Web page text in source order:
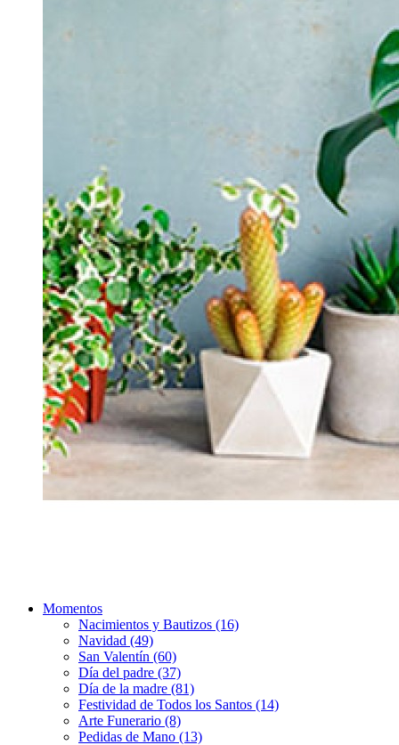
Momentos
Nacimientos y Bautizos (16)
Navidad (49)
San Valentín (60)
Día del padre (37)
Día de la madre (81)
Festividad de Todos los Santos (14)
Arte Funerario (8)
Pedidas de Mano (13)